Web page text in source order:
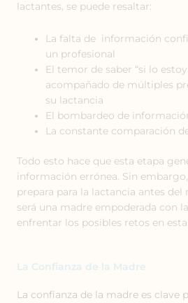
lactantes, se puede resaltar:
La falta de información
un profesional
El temor de saber “si lo
acompañado de múltiples
su lactancia
El bombardeo de
La constante comparación
Todo esto hace que esta etapa
información errónea. Sin
prepara para la lactancia antes
será una madre empoderada con
enfrentar los posibles retos en esta
La Confianza de la Madre
La confianza de la madre es clave